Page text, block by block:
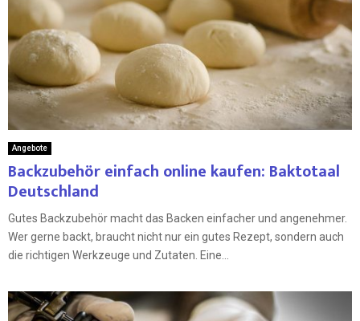
Angebote
Backzubehör einfach online kaufen: Baktotaal
Deutschland
Gutes Backzubehör macht das Backen einfacher und angenehmer.
Wer gerne backt, braucht nicht nur ein gutes Rezept, sondern auch
die richtigen Werkzeuge und Zutaten. Eine...